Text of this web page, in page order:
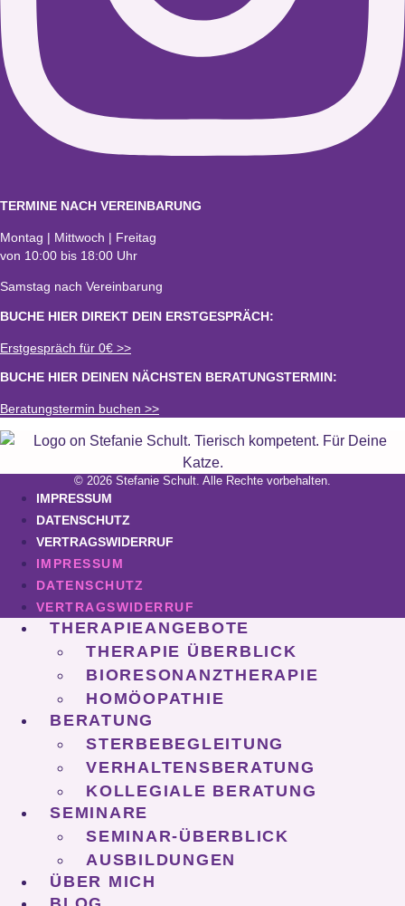
TERMINE NACH VEREINBARUNG
Montag | Mittwoch | Freitag
von 10:00 bis 18:00 Uhr
Samstag nach Vereinbarung
BUCHE HIER DIREKT DEIN ERSTGESPRÄCH:
Erstgespräch für 0€ >>
BUCHE HIER DEINEN NÄCHSTEN BERATUNGSTERMIN:
Beratungstermin buchen >>
© 2026 Stefanie Schult. Alle Rechte vorbehalten.
IMPRESSUM
DATENSCHUTZ
VERTRAGSWIDERRUF
IMPRESSUM
DATENSCHUTZ
VERTRAGSWIDERRUF
THERAPIEANGEBOTE
THERAPIE ÜBERBLICK
BIORESONANZTHERAPIE
HOMÖOPATHIE
BERATUNG
STERBEBEGLEITUNG
VERHALTENSBERATUNG
KOLLEGIALE BERATUNG
SEMINARE
SEMINAR-ÜBERBLICK
AUSBILDUNGEN
ÜBER MICH